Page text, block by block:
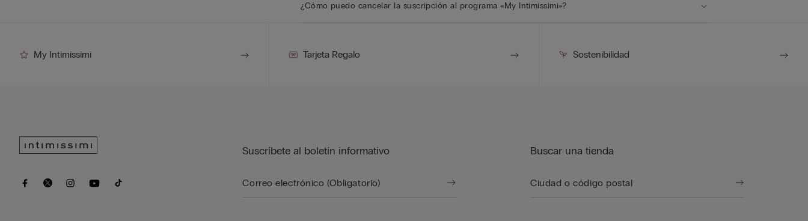
¿Cómo puedo cancelar la suscripción al programa «My Intimissimi»?
My Intimissimi Tarjeta Regalo Sostenibilidad
Suscríbete al boletín informativo Buscar una tienda